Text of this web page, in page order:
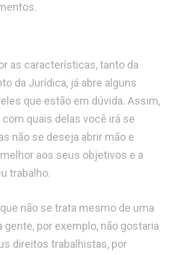
as características, tanto da
da Jurídica, já abre alguns
que estão em dúvida. Assim,
quais delas você irá se
não se deseja abrir mão e
aos seus objetivos e a
trabalho.
não se trata mesmo de uma
por exemplo, não gostaria
direitos trabalhistas, por